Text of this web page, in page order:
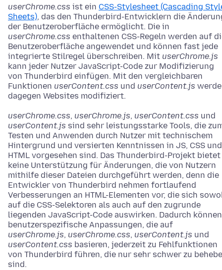
userChrome.css ist ein CSS-Stylesheet (Cascading
Sheets), das den Thunderbird-Entwicklern die
der Benutzeroberfläche ermöglicht. Die in
userChrome.css enthaltenen CSS-Regeln werden auf
Benutzeroberfläche angewendet und können fast jede
integrierte Stilregel überschreiben. Mit userChrome.js
kann jeder Nutzer JavaScript-Code zur Modifizierung
von Thunderbird einfügen. Mit den vergleichbaren
Funktionen userContent.css und userContent.js
dagegen Websites modifiziert.
userChrome.css, userChrome.js, userContent.css und
userContent.js sind sehr leistungsstarke Tools, die
Testen und Anwenden durch Nutzer mit technischem
Hintergrund und versierten Kenntnissen in JS, CSS und
HTML vorgesehen sind. Das Thunderbird-Projekt bietet
keine Unterstützung für Änderungen, die von Nutzern
mithilfe dieser Dateien durchgeführt werden, denn die
Entwickler von Thunderbird nehmen fortlaufend
Verbesserungen an HTML-Elementen vor, die sich
auf die CSS-Selektoren als auch auf den zugrunde
liegenden JavaScript-Code auswirken. Dadurch können
benutzerspezifische Anpassungen, die auf
userChrome.js, userChrome.css, userContent.js und
userContent.css basieren, jederzeit zu Fehlfunktionen
von Thunderbird führen, die nur sehr schwer zu
sind.